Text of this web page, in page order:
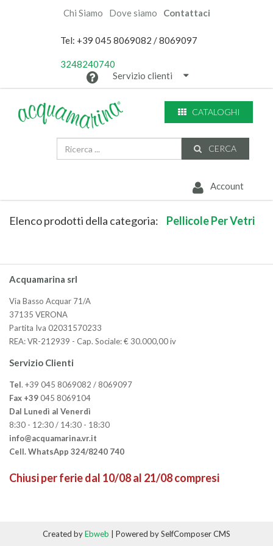
Chi Siamo Dove siamo Contattaci
Tel: +39 045 8069082 / 8069097
3248240740
Servizio clienti
CATALOGHI
CERCA
Account
Elenco prodotti della categoria: Pellicole Per Vetri
Acquamarina srl
Via Basso Acquar 71/A
37135 VERONA
Partita Iva 02031570233
REA: VR-212939 - Cap. Sociale: € 30.000,00 iv
Servizio Clienti
Tel. +39 045 8069082 / 8069097
Fax +39045 8069104
Dal Lunedì al Venerdì
8:30 - 12:30 / 14:30 - 18:30
info@acquamarina.vr.it
Cell. WhatsApp 324/8240 740
Chiusi per ferie dal 10/08 al 21/08 compresi
Created byEbweb | Powered by SelfComposer CMS